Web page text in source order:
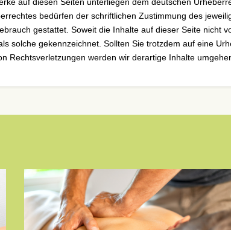
bedürfen der schriftlichen Zustimmung des
gestattet. Soweit die Inhalte auf dieser Seite nicht
solche gekennzeichnet. Sollten Sie trotzdem auf eine
Rechtsverletzungen werden wir derartige Inhalte